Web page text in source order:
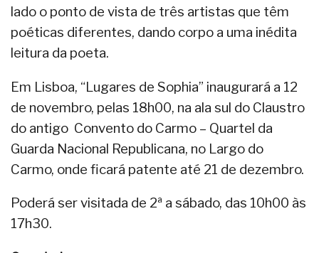
lado o ponto de vista de três artistas que têm
poéticas diferentes, dando corpo a uma inédita
leitura da poeta.
Em Lisboa, “Lugares de Sophia” inaugurará a 12
de novembro, pelas 18h00, na ala sul do Claustro
do antigo Convento do Carmo – Quartel da
Guarda Nacional Republicana, no Largo do
Carmo, onde ficará patente até 21 de dezembro.
Poderá ser visitada de 2ª a sábado, das 10h00 às
17h30.